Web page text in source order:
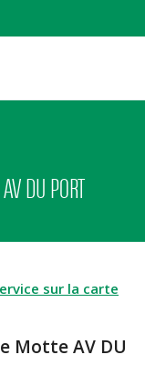
DU PORT
sur la carte
Motte AV DU